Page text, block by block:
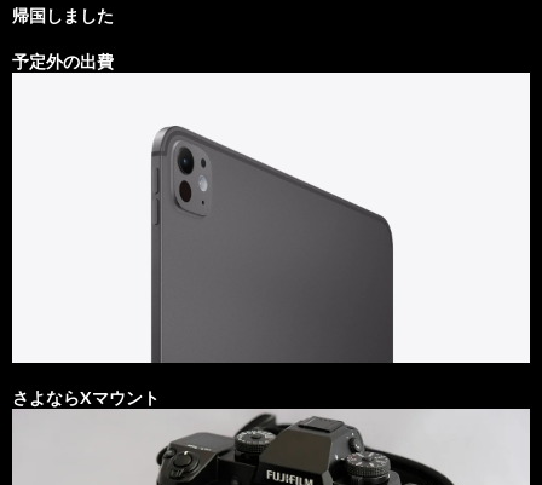
帰国しました
予定外の出費
さよならXマウント